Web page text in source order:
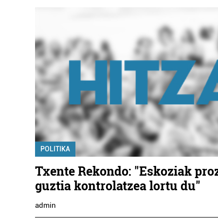
POLITIKA
Txente Rekondo: "Eskoziak
guztia kontrolatzea lortu du"
admin